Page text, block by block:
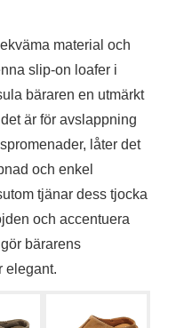
material och
slip-on loafer i
bäraren en utmärkt
är för avslappning
låter det
och enkel
tjänar dess tjocka
och accentuera
bärarens
elegant.